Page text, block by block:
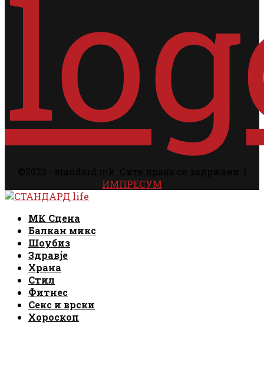
ИМПРЕСУМ
Facebook
Instagram
Email
Rss
МК Сцена
Балкан микс
Шоубиз
Здравје
Храна
Стил
Фитнес
Секс и врски
Хороскоп